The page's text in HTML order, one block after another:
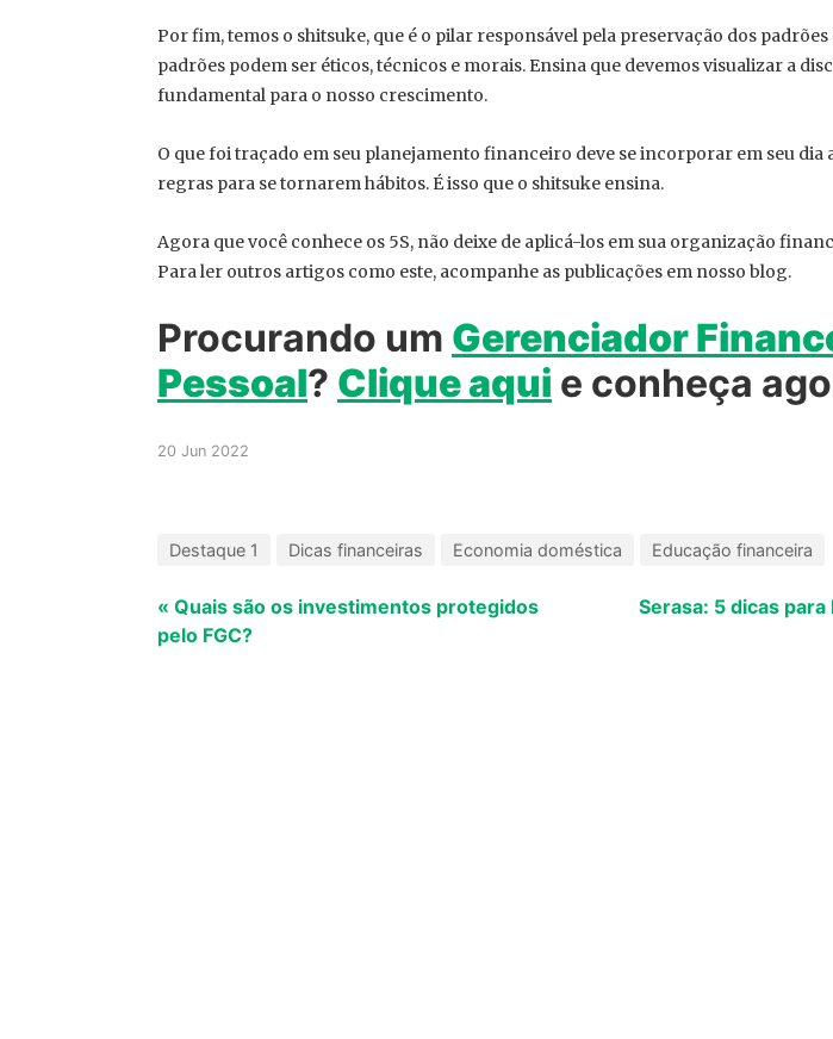
Por fim, temos o shitsuke, que é o pilar responsável pela preservação dos padrões
padrões podem ser éticos, técnicos e morais. Ensina que devemos visualizar a
fundamental para o nosso crescimento.
O que foi traçado em seu planejamento financeiro deve se incorporar em seu dia
regras para se tornarem hábitos. É isso que o shitsuke ensina.
Agora que você conhece os 5S, não deixe de aplicá-los em sua organização
Para ler outros artigos como este, acompanhe as publicações em nosso blog.
Procurando um Gerenciador
Pessoal? Clique aqui e conheça
20 Jun 2022
Destaque 1 Dicas financeiras Economia doméstica Educação financeira
« Quais são os investimentos protegidos
pelo FGC?
Serasa: 5 dicas